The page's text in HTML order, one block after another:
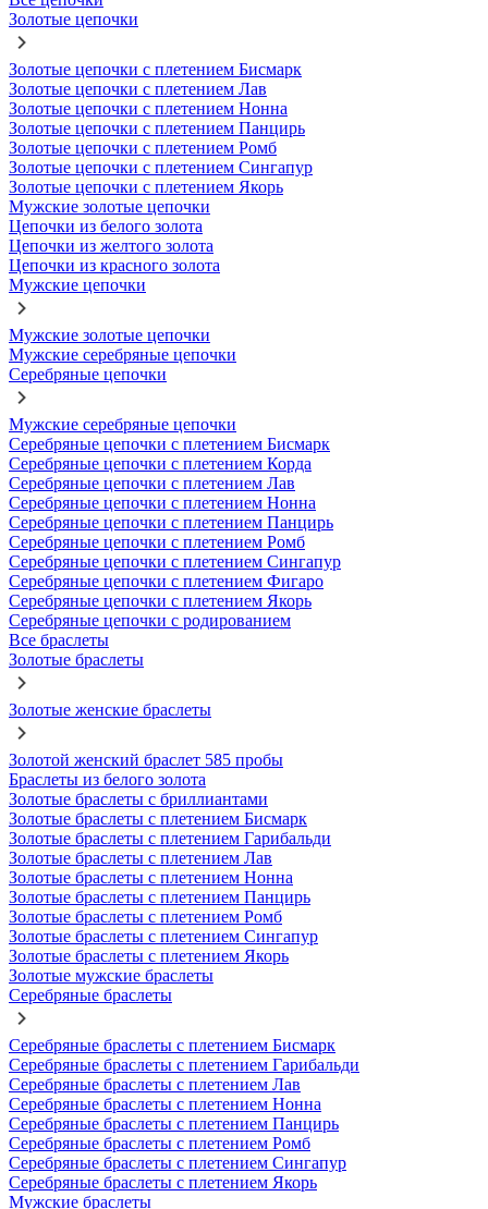
Золотые цепочки
Золотые цепочки с плетением Бисмарк
Золотые цепочки с плетением Лав
Золотые цепочки с плетением Нонна
Золотые цепочки с плетением Панцирь
Золотые цепочки с плетением Ромб
Золотые цепочки с плетением Сингапур
Золотые цепочки с плетением Якорь
Мужские золотые цепочки
Цепочки из белого золота
Цепочки из желтого золота
Цепочки из красного золота
Мужские цепочки
Мужские золотые цепочки
Мужские серебряные цепочки
Серебряные цепочки
Мужские серебряные цепочки
Серебряные цепочки с плетением Бисмарк
Серебряные цепочки с плетением Корда
Серебряные цепочки с плетением Лав
Серебряные цепочки с плетением Нонна
Серебряные цепочки с плетением Панцирь
Серебряные цепочки с плетением Ромб
Серебряные цепочки с плетением Сингапур
Серебряные цепочки с плетением Фигаро
Серебряные цепочки с плетением Якорь
Серебряные цепочки с родированием
Все браслеты
Золотые браслеты
Золотые женские браслеты
Золотой женский браслет 585 пробы
Браслеты из белого золота
Золотые браслеты с бриллиантами
Золотые браслеты с плетением Бисмарк
Золотые браслеты с плетением Гарибальди
Золотые браслеты с плетением Лав
Золотые браслеты с плетением Нонна
Золотые браслеты с плетением Панцирь
Золотые браслеты с плетением Ромб
Золотые браслеты с плетением Сингапур
Золотые браслеты с плетением Якорь
Золотые мужские браслеты
Серебряные браслеты
Серебряные браслеты с плетением Бисмарк
Серебряные браслеты с плетением Гарибальди
Серебряные браслеты с плетением Лав
Серебряные браслеты с плетением Нонна
Серебряные браслеты с плетением Панцирь
Серебряные браслеты с плетением Ромб
Серебряные браслеты с плетением Сингапур
Серебряные браслеты с плетением Якорь
Мужские браслеты